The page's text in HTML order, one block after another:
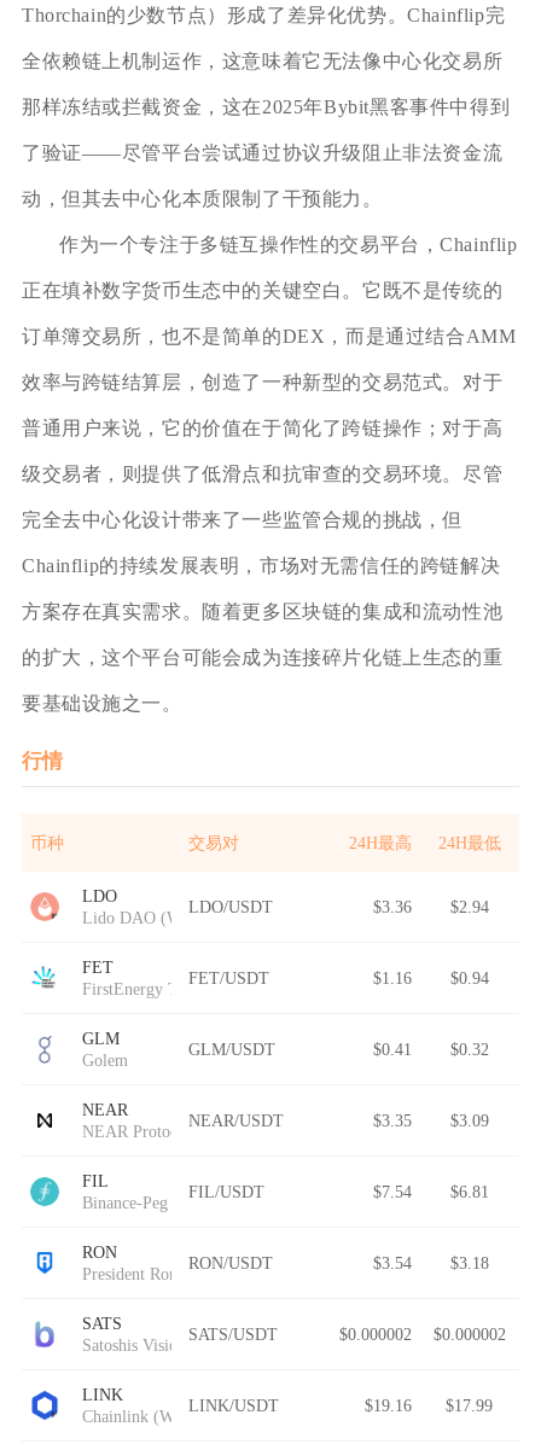
Thorchain的少数节点）形成了差异化优势。Chainflip完
全依赖链上机制运作，这意味着它无法像中心化交易所
那样冻结或拦截资金，这在2025年Bybit黑客事件中得到
了验证——尽管平台尝试通过协议升级阻止非法资金流
动，但其去中心化本质限制了干预能力。
作为一个专注于多链互操作性的交易平台，Chainflip
正在填补数字货币生态中的关键空白。它既不是传统的
订单簿交易所，也不是简单的DEX，而是通过结合AMM
效率与跨链结算层，创造了一种新型的交易范式。对于
普通用户来说，它的价值在于简化了跨链操作；对于高
级交易者，则提供了低滑点和抗审查的交易环境。尽管
完全去中心化设计带来了一些监管合规的挑战，但
Chainflip的持续发展表明，市场对无需信任的跨链解决
方案存在真实需求。随着更多区块链的集成和流动性池
的扩大，这个平台可能会成为连接碎片化链上生态的重
要基础设施之一。
行情
币种 交易对 24H最高 24H最低
LDO
Lido DAO (Wormhole)
LDO/USDT $3.36 $2.94
FET
FirstEnergy Token
FET/USDT $1.16 $0.94
GLM
Golem
GLM/USDT $0.41 $0.32
NEAR
NEAR Protocol
NEAR/USDT $3.35 $3.09
FIL
Binance-Peg Filecoin
FIL/USDT $7.54 $6.81
RON
President Ron DeSantis
RON/USDT $3.54 $3.18
SATS
Satoshis Vision
SATS/USDT $0.000002 $0.000002
LINK
Chainlink (Wormhole)
LINK/USDT $19.16 $17.99